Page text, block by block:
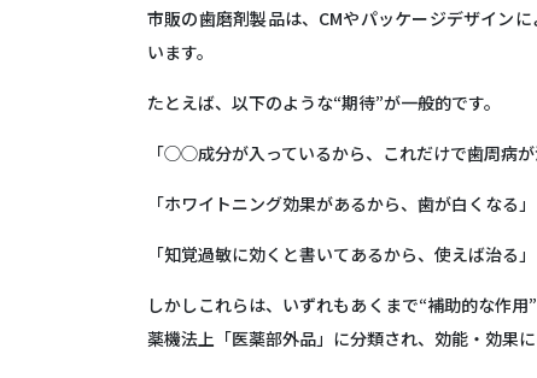
市販の歯磨剤製品は、CMやパッケージデザイン
います。
たとえば、以下のような“期待”が一般的です。
「◯◯成分が入っているから、これだけで歯周病が
「ホワイトニング効果があるから、歯が白くなる」
「知覚過敏に効くと書いてあるから、使えば治る」
しかしこれらは、いずれも あくまで“補助的な作
薬機法上「医薬部外品」に分類され、効能・効果に